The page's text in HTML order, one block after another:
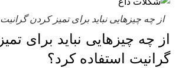
از چه چیزهایی نباید برای تمیز کردن
از چه چیزهایی نباید برای
گرانیت استفاده کرد؟